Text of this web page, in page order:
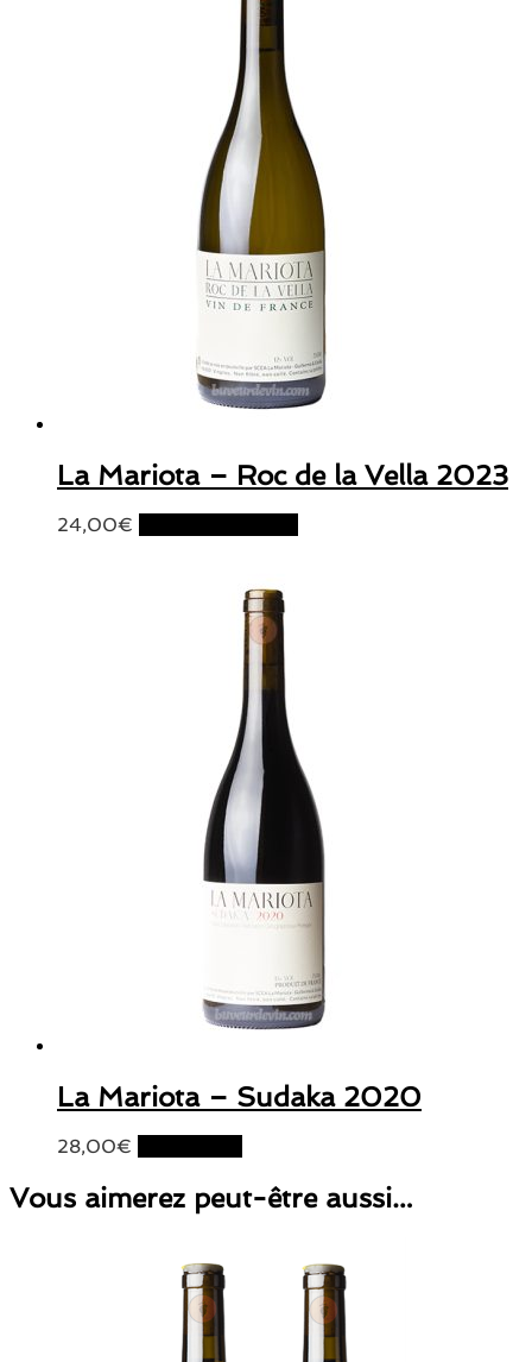
La Mariota – Roc de la Vella 2023
24,00€
La Mariota – Sudaka 2020
28,00€
Vous aimerez peut-être aussi…